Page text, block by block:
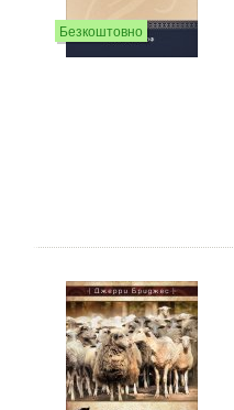
Безкоштовно